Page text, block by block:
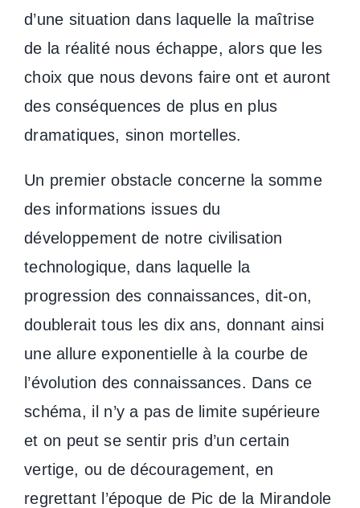
d’une situation dans laquelle la maîtrise
de la réalité nous échappe, alors que les
choix que nous devons faire ont et auront
des conséquences de plus en plus
dramatiques, sinon mortelles.
Un premier obstacle concerne la somme
des informations issues du
développement de notre civilisation
technologique, dans laquelle la
progression des connaissances, dit-on,
doublerait tous les dix ans, donnant ainsi
une allure exponentielle à la courbe de
l’évolution des connaissances. Dans ce
schéma, il n’y a pas de limite supérieure
et on peut se sentir pris d’un certain
vertige, ou de découragement, en
regrettant l’époque de Pic de la Mirandole